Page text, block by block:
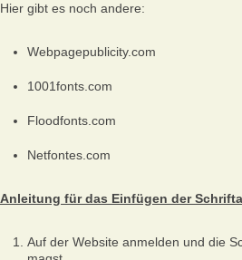
Hier gibt es noch andere:
Webpagepublicity.com
1001fonts.com
Floodfonts.com
Netfontes.com
Anleitung für das Einfügen der
Auf der Website anmelden und die